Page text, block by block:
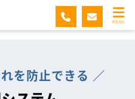
MENU
を防止できる ／